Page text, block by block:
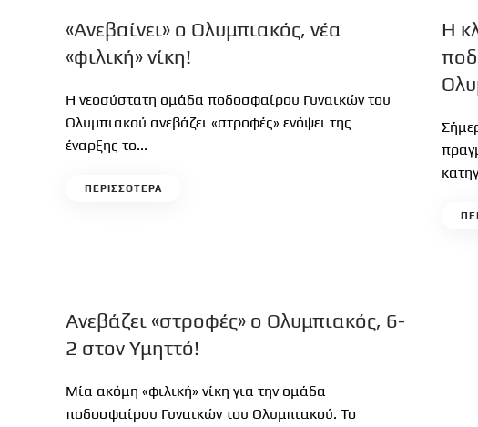
«Ανεβαίνει» ο Ολυμπιακός, νέα
«φιλική» νίκη!
Η νεοσύστατη ομάδα ποδοσφαίρου Γυναικών του
Ολυμπιακού ανεβάζει «στροφές» ενόψει της
έναρξης το...
ΠΕΡΙΣΣΟΤΕΡΑ
Η
Ανεβάζει «στροφές» ο Ολυμπιακός, 6-
2 στον Υμηττό!
Μία ακόμη «φιλική» νίκη για την ομάδα
ποδοσφαίρου Γυναικών του Ολυμπιακού. Το